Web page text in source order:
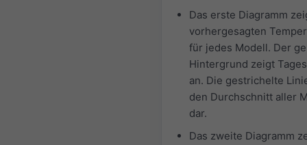
Das erste Diagramm
vorhergesagten
für jedes Modell. Der
Hintergrund zeigt
an. Die gestrichelte
den Durchschnitt aller
dar.
Das zweite Diagramm